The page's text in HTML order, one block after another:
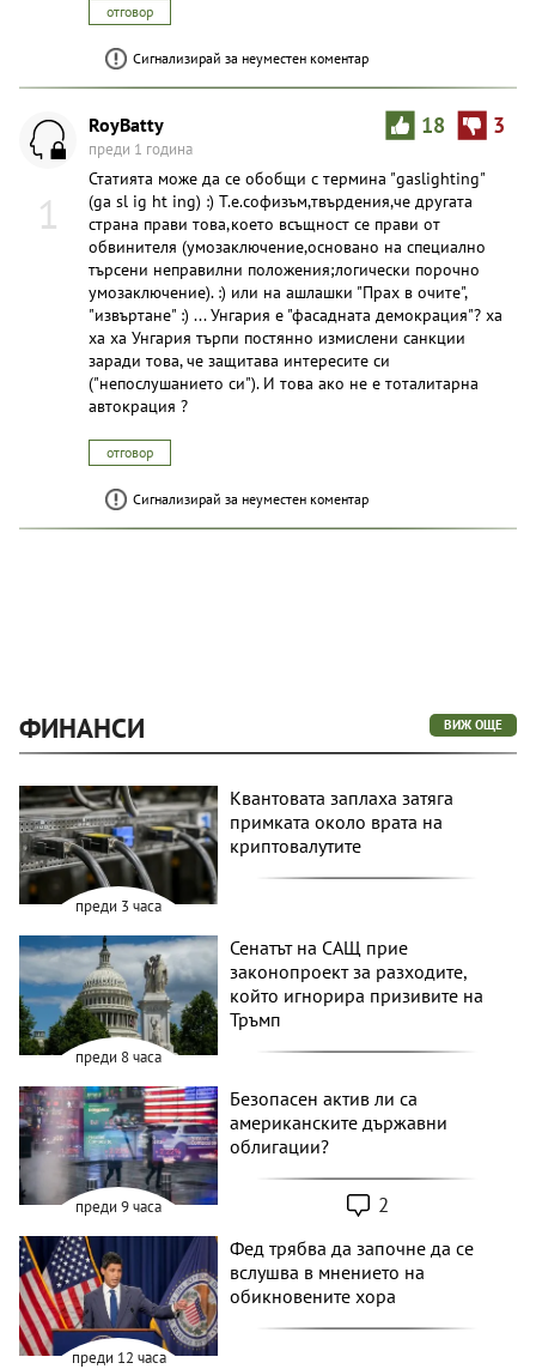
отговор
Сигнализирай за неуместен коментар
1
18 3
RoyBatty
преди 1 година
Статията може да се обобщи с термина "gaslighting"
(ga sl ig ht ing) :) T.e.софизъм,твърдения,че другата
страна прави това,което всъщност се прави от
обвинителя (умозаключение,основано на специално
търсени неправилни положения;логически порочно
умозаключение). :) или на ашлашки "Прах в очите",
"извъртане" :) ... Унгария е "фасадната демокрация"? ха
ха ха Унгария търпи постянно измислени санкции
заради това, че защитава интересите си
("непослушанието си"). И това ако не е тоталитарна
автокрация ?
отговор
Сигнализирай за неуместен коментар
ФИНАНСИ ВИЖ ОЩЕ
преди 3 часа
Квантовата заплаха затяга
примката около врата на
криптовалутите
преди 8 часа
Сенатът на САЩ прие
законопроект за разходите,
който игнорира призивите на
Тръмп
преди 9 часа
Безопасен актив ли са
американските държавни
облигации?
2
преди 12 часа
Фед трябва да започне да се
вслушва в мнението на
обикновените хора